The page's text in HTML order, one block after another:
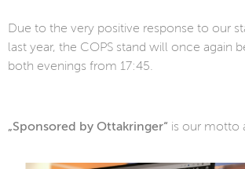
Due to the very positive response to our
last year, the COPS stand will once again
both evenings from 17:45.
„Sponsored by Ottakringer“ is our motto